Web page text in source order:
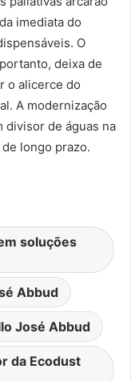
imediata do
O
deixa de
o alicerce do
A modernização
divisor de águas na
longo prazo.
soluções
Abbud
José Abbud
da Ecodust